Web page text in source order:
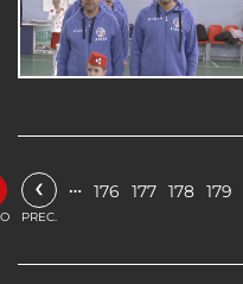
‹
PREC.
… 176 177 178 179